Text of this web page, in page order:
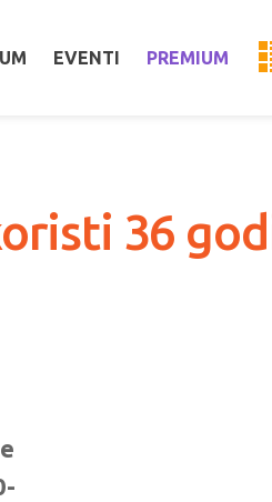
EVENTI PREMIUM
36